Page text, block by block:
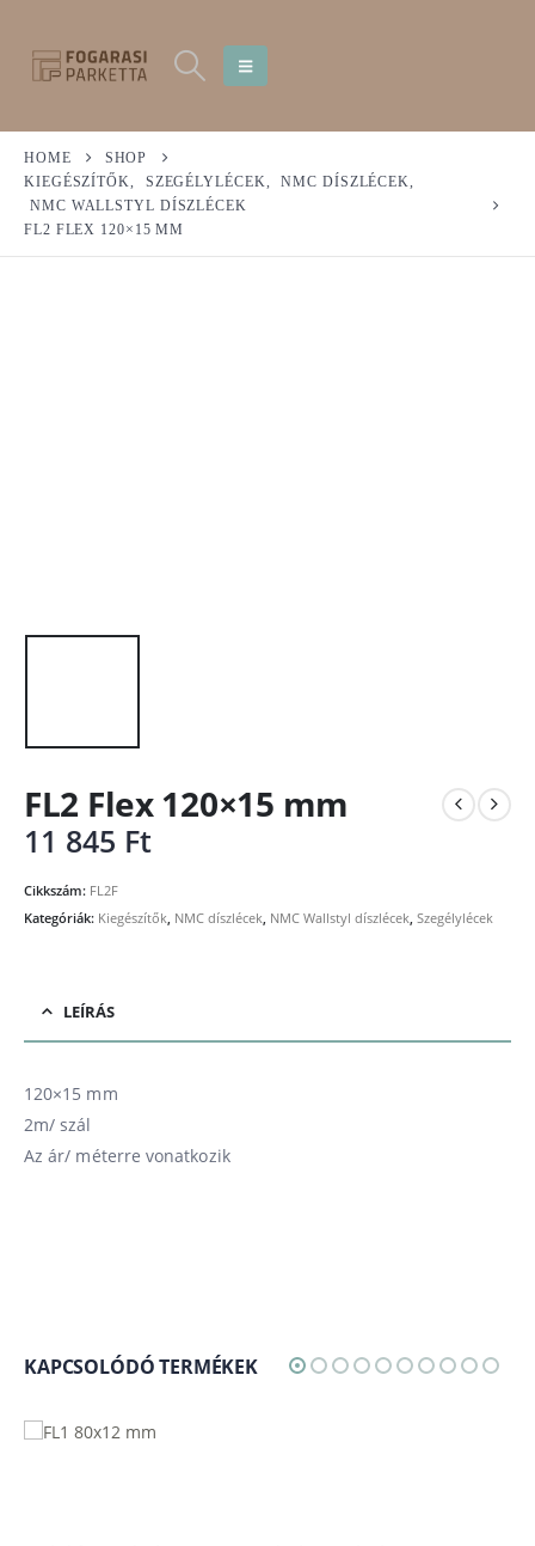
HOME
SHOP
KIEGÉSZÍTŐK, SZEGÉLYLÉCEK, NMC DÍSZLÉCEK,
NMC WALLSTYL DÍSZLÉCEK
FL2 FLEX 120×15 MM
FL2 Flex 120×15 mm
11 845 Ft
Cikkszám: FL2F
Kategóriák: Kiegészítők, NMC díszlécek, NMC Wallstyl díszlécek, Szegélylécek
LEÍRÁS
120×15 mm
2m/ szál
Az ár/ méterre vonatkozik
KAPCSOLÓDÓ TERMÉKEK